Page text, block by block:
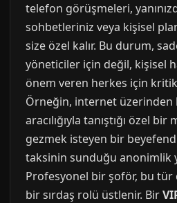
telefon görüşmeleri,
sohbetleriniz veya kişisel
size özel kalır. Bu durum,
yöneticiler için değil, kişisel
önem veren herkes için
Örneğin, internet üzerinden
aracılığıyla tanıştığı özel
gezmek isteyen bir
taksinin sunduğu anonimlik
Profesyonel bir şoför, bu
bir sırdaş rolü üstlenir. Bir